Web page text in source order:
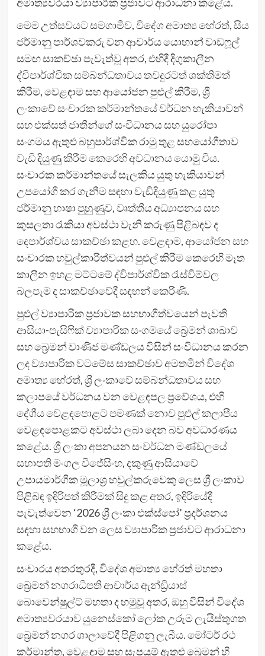
මෙම උත්සවයට සමගාමීව, විදේශ අමාත්‍ය හේරත්, සිය
ජර්මානු පාර්ශවකරු වන ආචාර්ය යොහාන් වාඩෆූල්
සමඟ සාකච්ඡා පැවැත්වූ අතර, එහිදී දිගුකාලීන
ද්විපාර්ශ්වික සම්බන්ධතාවය තවදුරටත් ශක්තිමත්
කිරීම, වෙළඳාම සහ ආයෝජන පුළුල් කිරීම, ශ්‍රී
ලංකාවේ සංචාරක කර්මාන්තයේ වර්ධන හැකියාවන්
සහ එක්සත් ජාතීන්ගේ සංවිධානය සහ යුරෝපා
සංගමය ඇතුළු බහුපාර්ශ්වික රාමු තුළ සහයෝගීතාව
වැඩි දියුණු කිරීම කෙරෙහි අවධානය යොමු විය.
සංචාරක කර්මාන්තයේ සැලකිය යුතු හැකියාවන්
උපයෝගී කර ගැනීම සඳහා වැඩිදියුණු කළ යුතු
ජර්මානු භාෂා පුහුණුව, වෘත්තීය අධ්‍යාපනය සහ
කුසලතා රැකියා අවස්ථා වැනි කරුණු පිළිබඳව ද
දෙපාර්ශ්වය සාකච්ඡා කළහ. වෙළඳාම, ආයෝජන සහ
සංචාරක හවුල්කාරිත්වයන් පුළුල් කිරීම කෙරෙහි මෑත
කාලීන ඉහළ මට්ටමේ ද්විපාර්ශ්වික රැස්වීම්වල
බලපෑම ද සාකච්ඡාවේදී සඳහන් කෙරිණි.
පුළුල් ව්‍යාපාරික ප්‍රජාවක සහභාගීත්වයෙන් පැවති
ආසියා-පැසිෆික් ව්‍යාපාරික සංගමයේ බ්‍රෙමන් ශාඛාව
සහ බ්‍රෙමන් වාණිජ මණ්ඩලය විසින් සංවිධානය කරන
ලද ව්‍යාපාරික වටමේස සාකච්ඡාව අමතමින් විදේශ
අමාත්‍ය හේරත්, ශ්‍රී ලංකාවේ සම්බන්ධතාවය සහ
කලාපයේ වර්ධනය වන වෙළඳපල ප්‍රවේශය, එහි
දේශීය වෙළඳපොළට පමණක් නොව පුළුල් කලාපීය
වෙළඳපොළකට අවස්ථා ලබා දෙන බව අවධාරණය
කළේය. ශ්‍රී ලංකා අපනයන සංවර්ධන මණ්ඩලයේ
සභාපති මංගල විජේසිංහ, දකුණු ආසියාවේ
උපායමාර්ගික මූලාශ්‍ර හවුල්කරුවෙකු ලෙස ශ්‍රී ලංකාව
පිළිබඳ ඉදිරිපත් කිරීමක් සිදු කළ අතර, ඉදිරියේදී
පැවැත්වෙන ‘2026 ශ්‍රී ලංකා එක්ස්පෝ’ ප්‍රදර්ශනය
සඳහා සහභාගී වන ලෙස ව්‍යාපාරික ප්‍රජාවට ආරාධනා
කළේය.
සංචාරය අතරතුරදී, විදේශ අමාත්‍ය හේරත් මහතා
බ්‍රෙමන් නගරාධිපති ආචාර්ය ඇන්ඩ්‍රියාස්
බොවෙන්ෂුල්ට් මහතා ද හමුවූ අතර, ඔහු විසින් විදේශ
අමාත්‍යවරයාව යුනෙස්කෝ ලෝක උරුම ලැයිස්තුගත
බ්‍රෙමන් නගර ශාලාවේදී පිළිගනු ලැබීය. මෝටර් රථ
කර්මාන්ත, වෙළඳාම සහ සැපයුම් ඇතුළු බ්‍රෙමන් හි